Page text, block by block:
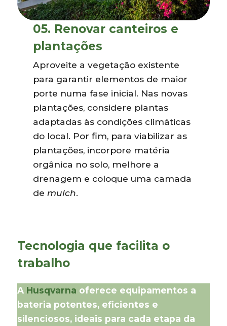
05. Renovar canteiros e
plantações
Aproveite a vegetação existente
para garantir elementos de maior
porte numa fase inicial. Nas novas
plantações, considere plantas
adaptadas às condições climáticas
do local. Por fim, para viabilizar as
plantações, incorpore matéria
orgânica no solo, melhore a
drenagem e coloque uma camada
de mulch.
Tecnologia que facilita o
trabalho
A Husqvarna oferece equipamentos a
bateria potentes, eficientes e
silenciosos, ideais para cada etapa da